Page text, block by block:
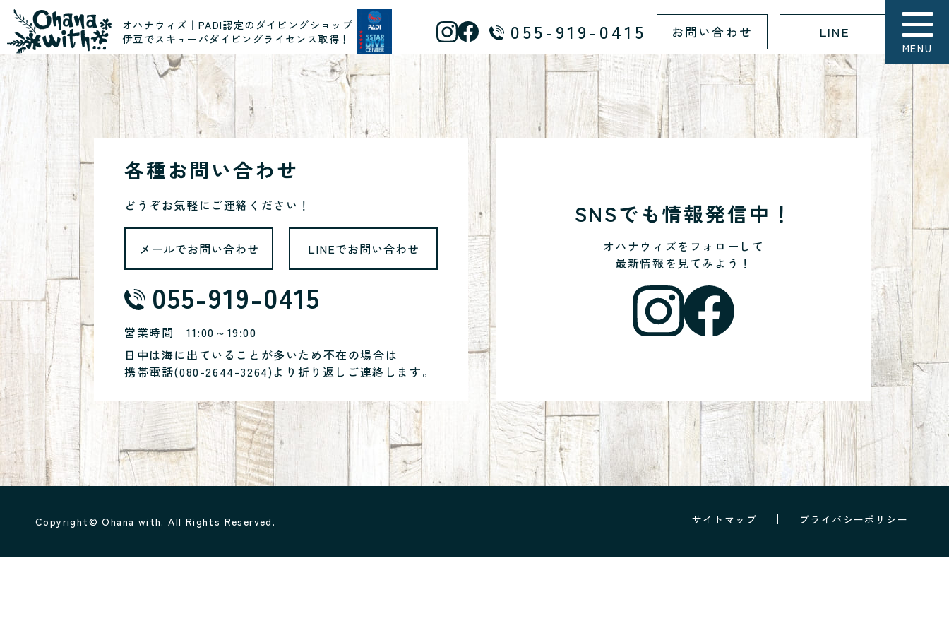
オハナウィズ｜PADI認定のダイビングショップ
伊豆でスキューバダイビングライセンス取得！
055-919-0415 お問い合わせ LINE
MENU
各種お問い合わせ
どうぞお気軽にご連絡ください！
メールでお問い合わせ LINEでお問い合わせ
055-919-0415
営業時間 11:00～19:00
日中は海に出ていることが多いため不在の場合は
携帯電話(080-2644-3264)より折り返しご連絡します。
SNSでも情報発信中！
オハナウィズをフォローして
最新情報を見てみよう！
サイトマップ プライバシーポリシー
Copyright© Ohana with. All Rights Reserved.